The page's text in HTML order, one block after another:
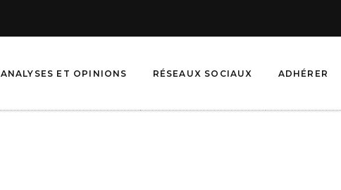
ANALYSES ET OPINIONS RÉSEAUX SOCIAUX ADHÉRER